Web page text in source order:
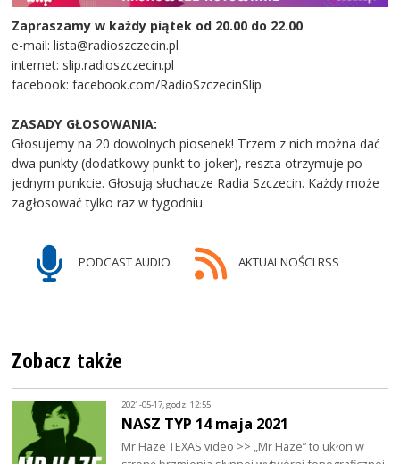
Zapraszamy w każdy piątek od 20.00 do 22.00
e-mail: lista@radioszczecin.pl
internet: slip.radioszczecin.pl
facebook: facebook.com/RadioSzczecinSlip
ZASADY GŁOSOWANIA:
Głosujemy na 20 dowolnych piosenek! Trzem z nich można dać
dwa punkty (dodatkowy punkt to joker), reszta otrzymuje po
jednym punkcie. Głosują słuchacze Radia Szczecin. Każdy może
zagłosować tylko raz w tygodniu.
PODCAST AUDIO AKTUALNOŚCI RSS
Zobacz także
2021-05-17, godz. 12:55
NASZ TYP 14 maja 2021
Mr Haze TEXAS video >> „Mr Haze” to ukłon w